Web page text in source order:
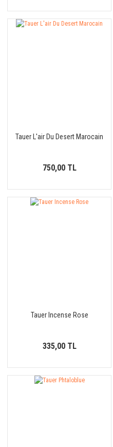
Tauer L'air Du Desert Marocain
750,00 TL
Tauer Incense Rose
335,00 TL